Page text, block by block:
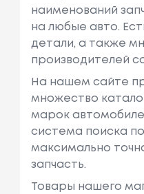
наименований
на любые авто.
детали, а также
производителей
На нашем сайте
множество
марок
система поиска
максимально
запчасть.
Товары нашего